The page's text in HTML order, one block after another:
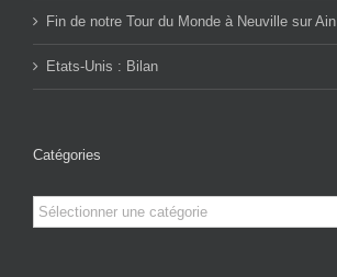
Fin de notre Tour du Monde à Neuville sur Ain
Etats-Unis : Bilan
Catégories
Catégories